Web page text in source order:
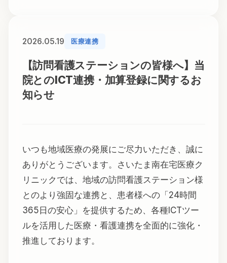
2026.05.19 医療連携
【訪問看護ステーションの皆様へ】当
院とのICT連携・加算登録に関するお
知らせ
いつも地域医療の発展にご尽力いただき、誠に
ありがとうございます。さいたま南在宅医療ク
リニックでは、地域の訪問看護ステーション様
とのより強固な連携と、患者様への「24時間
365日の安心」を提供するため、各種ICTツー
ルを活用した医療・看護連携を全面的に強化・
推進しております。